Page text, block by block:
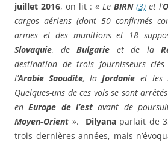
juillet 2016, on lit : « Le BIRN (3) et l’
cargos aériens (dont 50 confirmés
armes et des munitions et 18
Slovaquie, de Bulgarie et de la
destination de trois fournisseurs
l’Arabie Saoudite, laJordanie et les
Quelques-uns de ces vols se sont
enEurope de l’estavant de
Moyen-Orient ». Dilyanaparlait de
trois dernières années, mais